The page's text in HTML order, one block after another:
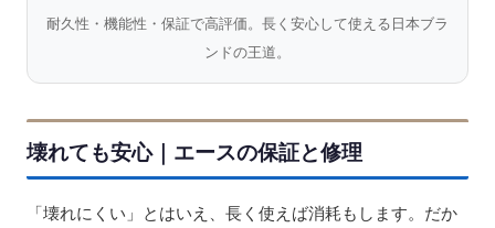
耐久性・機能性・保証で高評価。長く安心して使える日本ブラ
ンドの王道。
壊れても安心｜エースの保証と修理
「壊れにくい」とはいえ、長く使えば消耗もします。だか